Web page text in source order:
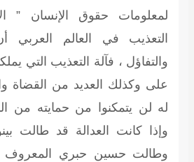
لمعلومات حقوق الإنسان ”
التعذيب في العالم العربي
والتفاؤل ، فآلة التعذيب التي
على وكذلك العديد من القضاة
له لن يتمكنوا من حمايته من
وإذا كانت العدالة قد طالت
وطالت حسين حبري المعروف